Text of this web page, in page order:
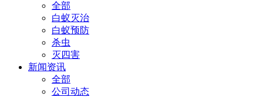
全部
白蚁灭治
白蚁预防
杀虫
灭四害
新闻资讯
全部
公司动态